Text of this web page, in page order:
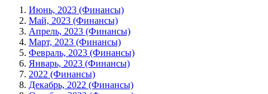
Июнь, 2023 (Финансы)
Май, 2023 (Финансы)
Апрель, 2023 (Финансы)
Март, 2023 (Финансы)
Февраль, 2023 (Финансы)
Январь, 2023 (Финансы)
2022 (Финансы)
Декабрь, 2022 (Финансы)